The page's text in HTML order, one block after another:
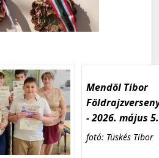
Mendöl Tibor
- 2026. május 5.
fotó: Tüskés Tibor